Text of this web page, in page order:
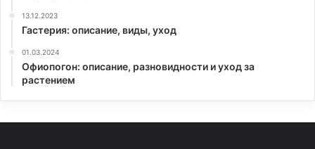
13.12.2023
Гастерия: описание, виды, уход
01.03.2024
Офиопогон: описание, разновидности и уход за
растением